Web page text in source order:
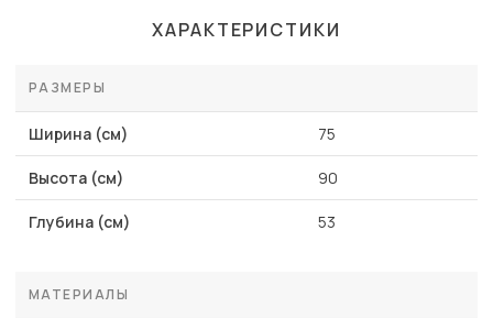
ХАРАКТЕРИСТИКИ
РАЗМЕРЫ
Ширина (см) 75
Высота (см) 90
Глубина (см) 53
МАТЕРИАЛЫ